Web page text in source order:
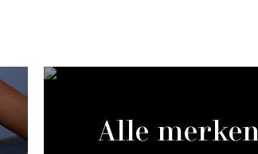
Alle merken